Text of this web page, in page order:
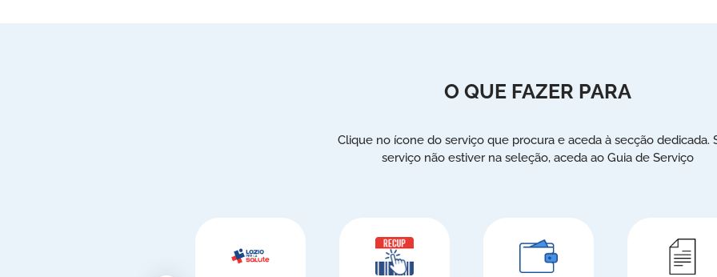
O QUE FAZER PARA
Clique no ícone do serviço que procura e aceda à secção dedicada.
serviço não estiver na seleção, aceda ao Guia de Serviço